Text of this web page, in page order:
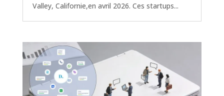
Valley, Californie,en avril 2026. Ces startups...